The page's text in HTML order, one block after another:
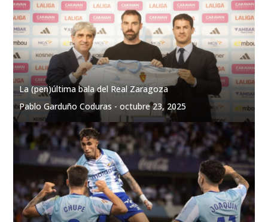
La (pen)última bala del Real Zaragoza
Pablo Garduño Coduras -octubre 23, 2025